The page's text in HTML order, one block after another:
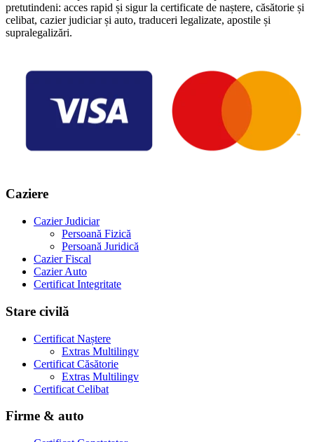
pretutindeni: acces rapid și sigur la certificate de naștere, căsătorie și
celibat, cazier judiciar și auto, traduceri legalizate, apostile și
supralegalizări.
Caziere
Cazier Judiciar
Persoană Fizică
Persoană Juridică
Cazier Fiscal
Cazier Auto
Certificat Integritate
Stare civilă
Certificat Naștere
Extras Multilingv
Certificat Căsătorie
Extras Multilingv
Certificat Celibat
Firme & auto